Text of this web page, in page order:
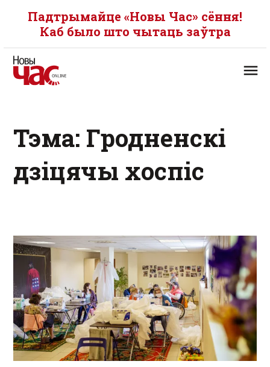
Падтрымайце «Новы Час» сёння!
Каб было што чытаць заўтра
Тэма: Гродненскі
дзіцячы хоспіс